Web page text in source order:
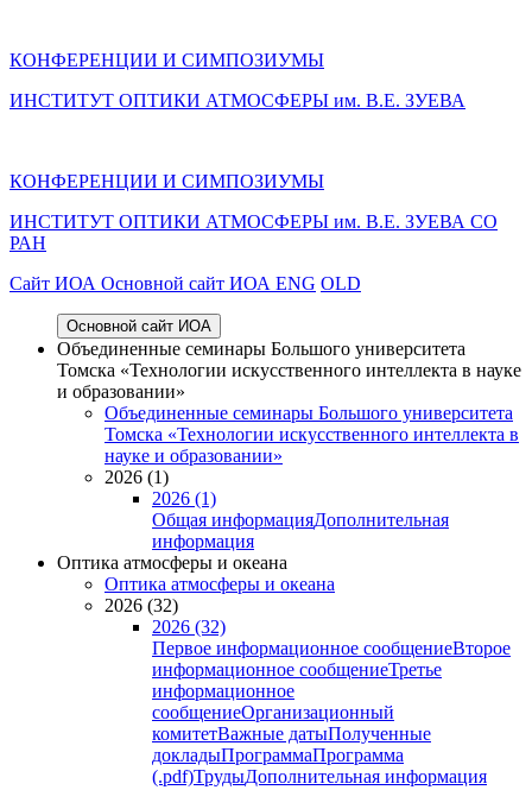
КОНФЕРЕНЦИИ И СИМПОЗИУМЫ
ИНСТИТУТ ОПТИКИ АТМОСФЕРЫ им. В.Е. ЗУЕВА
КОНФЕРЕНЦИИ И СИМПОЗИУМЫ
ИНСТИТУТ ОПТИКИ АТМОСФЕРЫ им. В.Е. ЗУЕВА СО
РАН
Cайт ИОА Основной сайт ИОА ENG OLD
Основной сайт ИОА
Объединенные семинары Большого университета
Томска «Технологии искусственного интеллекта в науке
и образовании»
Объединенные семинары Большого университета
Томска «Технологии искусственного интеллекта в
науке и образовании»
2026 (1)
2026 (1)
Общая информацияДополнительная
информация
Оптика атмосферы и океана
Оптика атмосферы и океана
2026 (32)
2026 (32)
Первое информационное сообщениеВторое
информационное сообщениеТретье
информационное
сообщениеОрганизационный
комитетВажные датыПолученные
докладыПрограммаПрограмма
(.pdf)ТрудыДополнительная информация